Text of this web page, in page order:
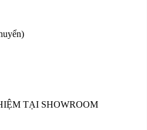
TẠI SHOWROOM